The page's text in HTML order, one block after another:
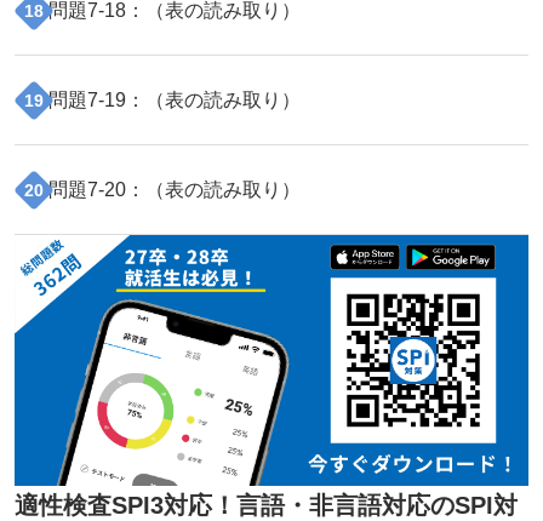
18 問題7-18 ：（表の読み取り ）
19 問題7-19 ：（表の読み取り ）
20 問題7-20 ：（表の読み取り ）
適性検査SPI3対応！言語・非言語対応のSPI対